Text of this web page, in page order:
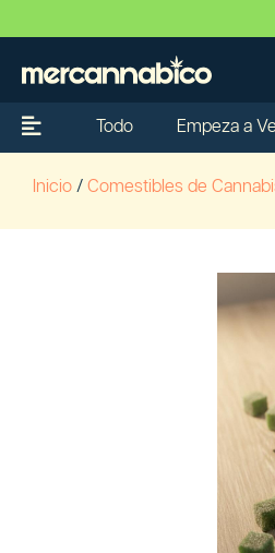
Todo Empeza a
Inicio / Comestibles de